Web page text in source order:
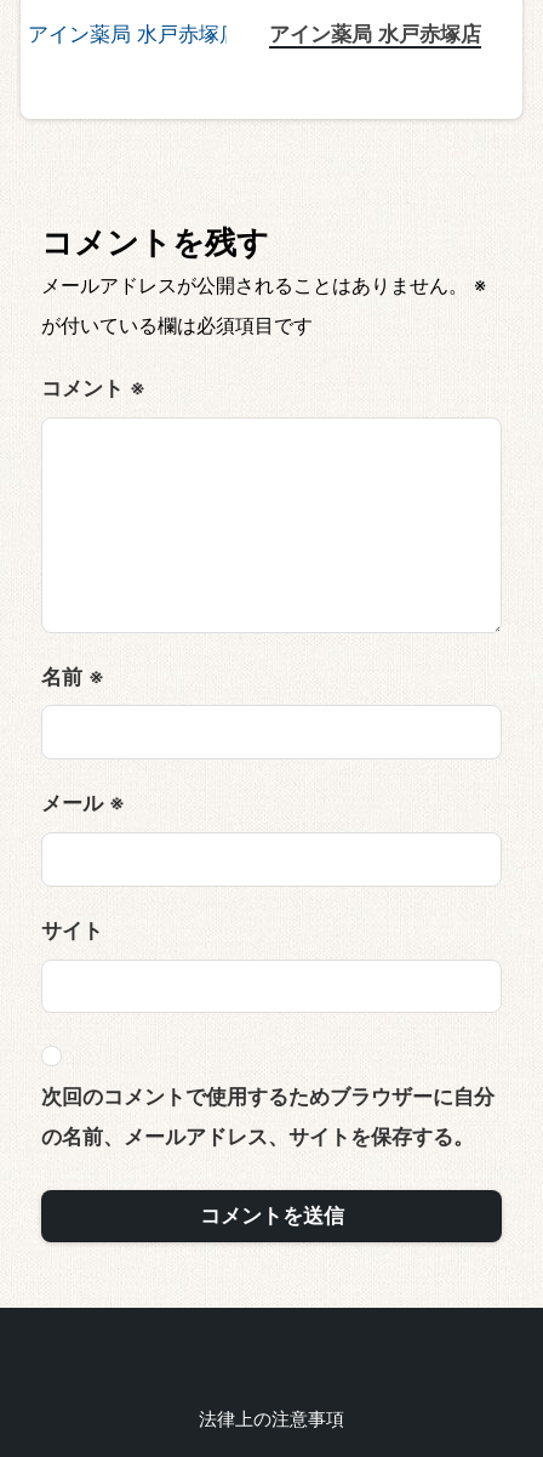
アイン薬局 水戸赤塚店
コメントを残す
メールアドレスが公開されることはありません。
※
が付いている欄は必須項目です
コメント ※
名前 ※
メール ※
サイト
次回のコメントで使用するためブラウザーに自分
の名前、メールアドレス、サイトを保存する。
法律上の注意事項